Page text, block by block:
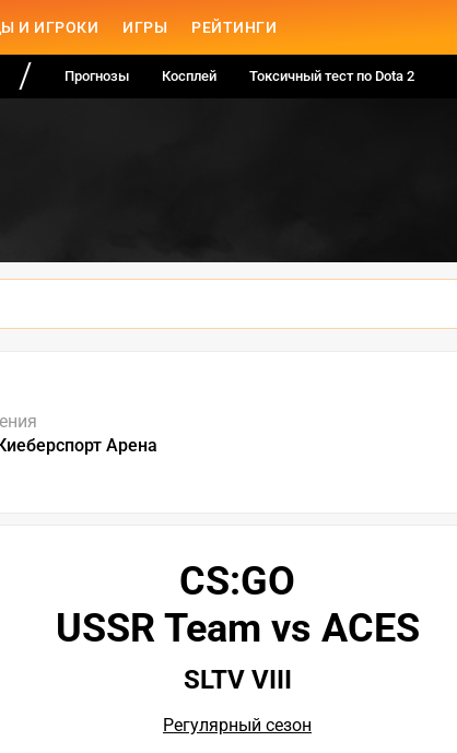
И ИГРОКИ ИГРЫ РЕЙТИНГИ
Прогнозы Косплей Токсичный тест по Dota 2
Арена
CS:GO
USSR Team vs ACES
SLTV VIII
Регулярный сезон